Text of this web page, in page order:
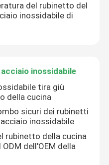
del rubinetto del
inossidabile di
inossidabile
tira giù
della cucina
sicuri dei rubinetti
inossidabile
rubinetto della cucina
dell'OEM della